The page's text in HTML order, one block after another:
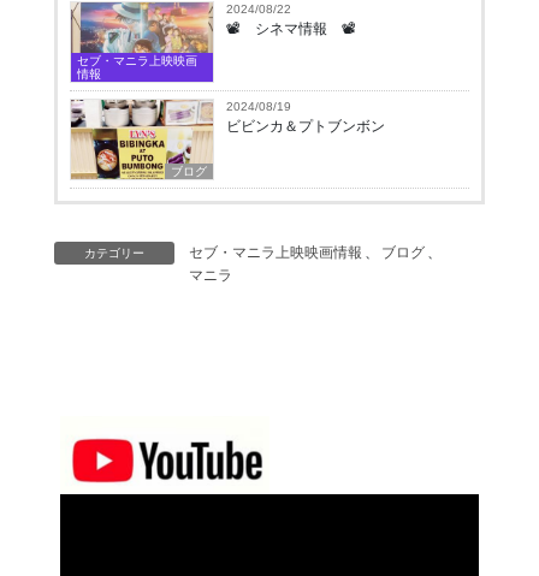
セブ・マニラ上映映画
情報
2024/08/22
📽 シネマ情報 📽
ブログ
2024/08/19
ビビンカ＆プトブンボン
カテゴリー セブ・マニラ上映映画情報 、 ブログ 、
マニラ